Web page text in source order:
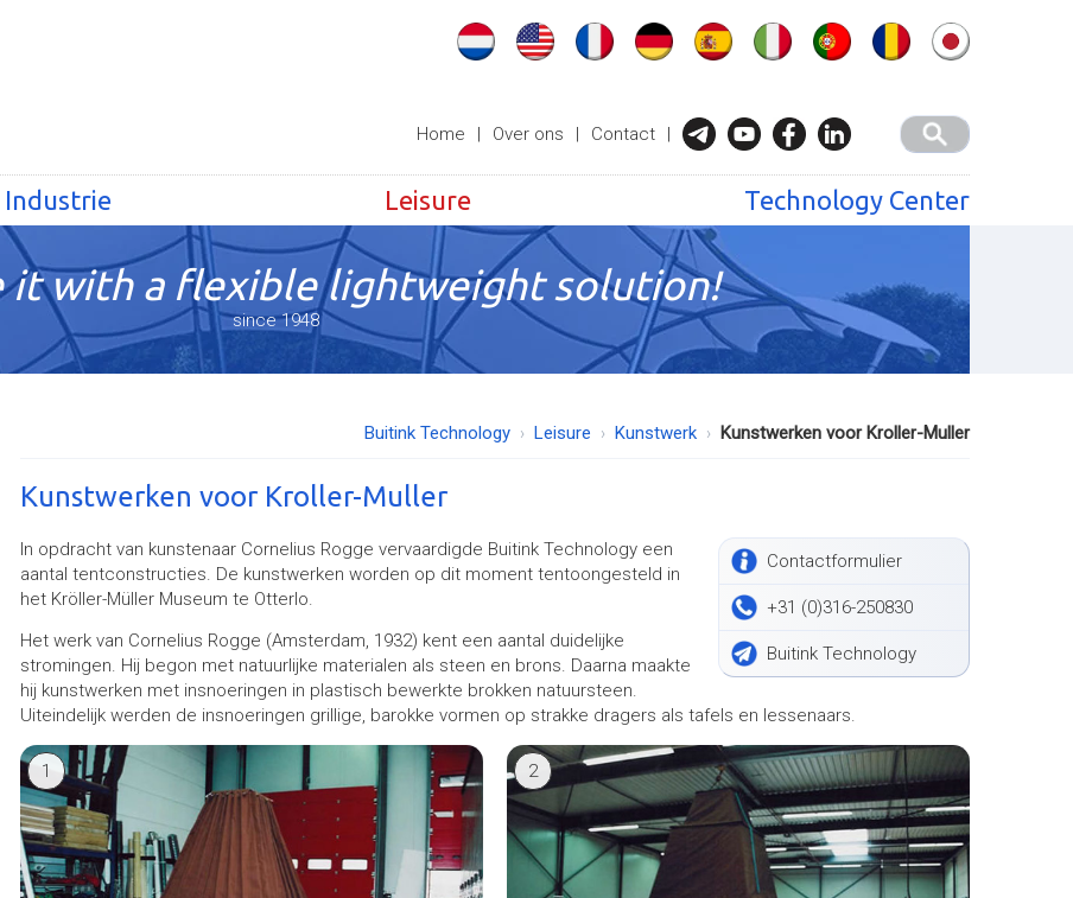
Home | Over ons | Contact |
Industrie Leisure Technology Center
it with a flexible lightweight solution!
since 1948
Buitink Technology Leisure Kunstwerk Kunstwerken voor Kroller-Muller
Kunstwerken voor Kroller-Muller
Contactformulier
+31 (0)316-250830
Buitink Technology
In opdracht van kunstenaar Cornelius Rogge vervaardigde Buitink Technology een
aantal tentconstructies. De kunstwerken worden op dit moment tentoongesteld in
het Kröller-Müller Museum te Otterlo.
Het werk van Cornelius Rogge (Amsterdam, 1932) kent een aantal duidelijke
stromingen. Hij begon met natuurlijke materialen als steen en brons. Daarna maakte
hij kunstwerken met insnoeringen in plastisch bewerkte brokken natuursteen.
Uiteindelijk werden de insnoeringen grillige, barokke vormen op strakke dragers als tafels en lessenaars.
1 2